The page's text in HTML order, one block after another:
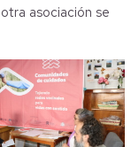
asociación se